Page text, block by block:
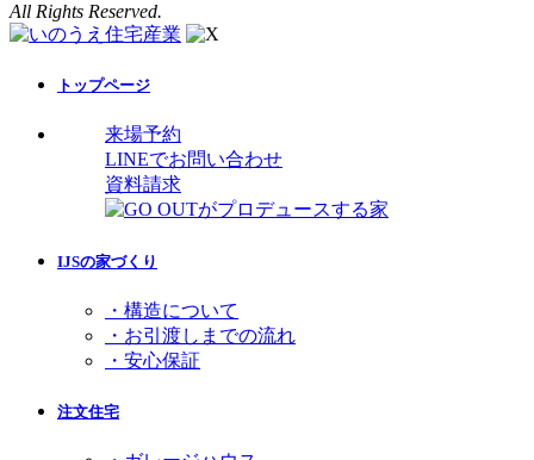
All Rights Reserved.
トップページ
来場予約
LINEでお問い合わせ
資料請求
IJSの家づくり
・構造について
・お引渡しまでの流れ
・安心保証
注文住宅